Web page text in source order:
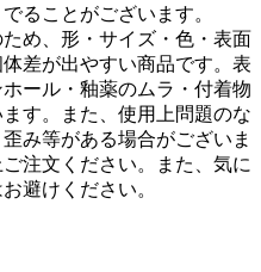
ることがございます。
め、形・サイズ・色・表面
差が出やすい商品です。表
ール・釉薬のムラ・付着物
す。また、使用上問題のな
み等がある場合がございま
注文ください。また、気に
避けください。